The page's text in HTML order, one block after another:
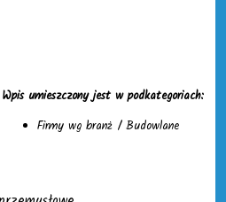
Wpis umieszczony jest w podkategoriach:
Firmy wg branż /Budowlane